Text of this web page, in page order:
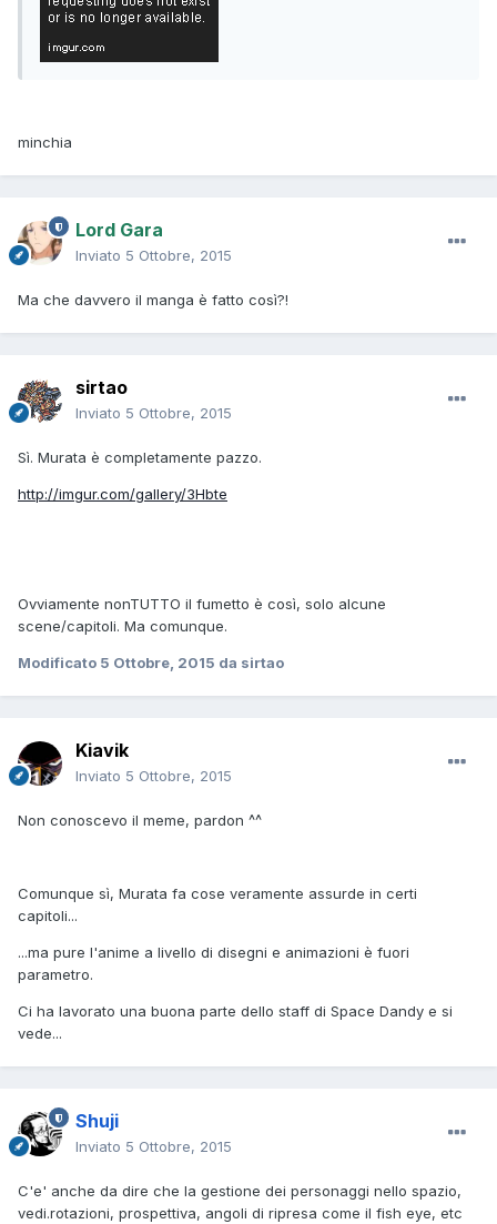
minchia
Lord Gara
Inviato 5 Ottobre, 2015
Ma che davvero il manga è fatto così?!
sirtao
Inviato 5 Ottobre, 2015
Sì. Murata è completamente pazzo.
http://imgur.com/gallery/3Hbte
Ovviamente nonTUTTO il fumetto è così, solo alcune
scene/capitoli. Ma comunque.
Modificato 5 Ottobre, 2015 da sirtao
Kiavik
Inviato 5 Ottobre, 2015
Non conoscevo il meme, pardon ^^
Comunque sì, Murata fa cose veramente assurde in certi
capitoli...
...ma pure l'anime a livello di disegni e animazioni è fuori
parametro.
Ci ha lavorato una buona parte dello staff di Space Dandy e si
vede...
Shuji
Inviato 5 Ottobre, 2015
C'e' anche da dire che la gestione dei personaggi nello spazio,
vedi.rotazioni, prospettiva, angoli di ripresa come il fish eye, etc